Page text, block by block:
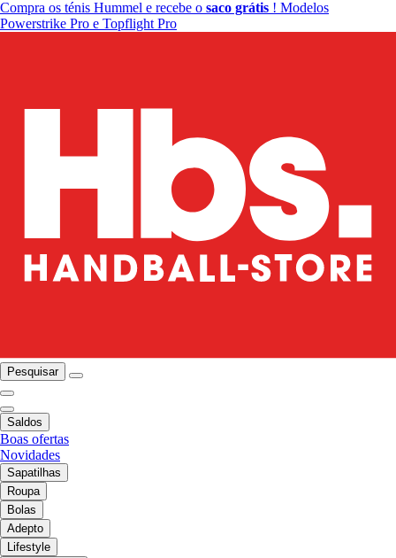
Compra os ténis Hummel e recebe o saco grátis ! Modelos
Powerstrike Pro e Topflight Pro
Pesquisar
Saldos
Boas ofertas
Novidades
Sapatilhas
Roupa
Bolas
Adepto
Lifestyle